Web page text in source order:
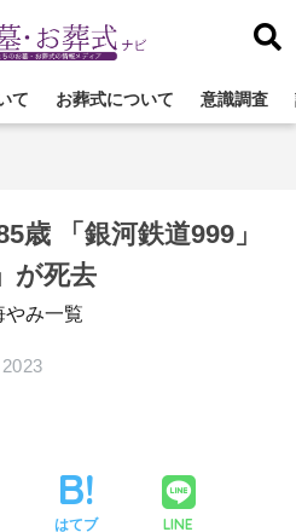
て お葬式について 意識調査
歳 「銀河鉄道999」
が死去
やみ一覧
はてブ LINE